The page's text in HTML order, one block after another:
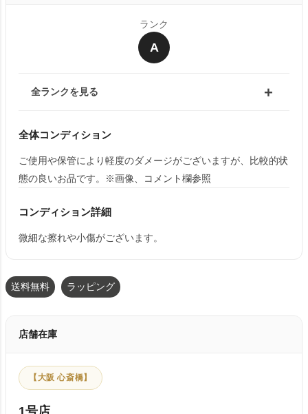
ランク
A
全ランクを見る
全体コンディション
ご使用や保管により軽度のダメージがございますが、比較的状
態の良いお品です。※画像、コメント欄参照
コンディション詳細
微細な擦れや小傷がございます。
送料無料 ラッピング
店舗在庫
【大阪 心斎橋】
1号店